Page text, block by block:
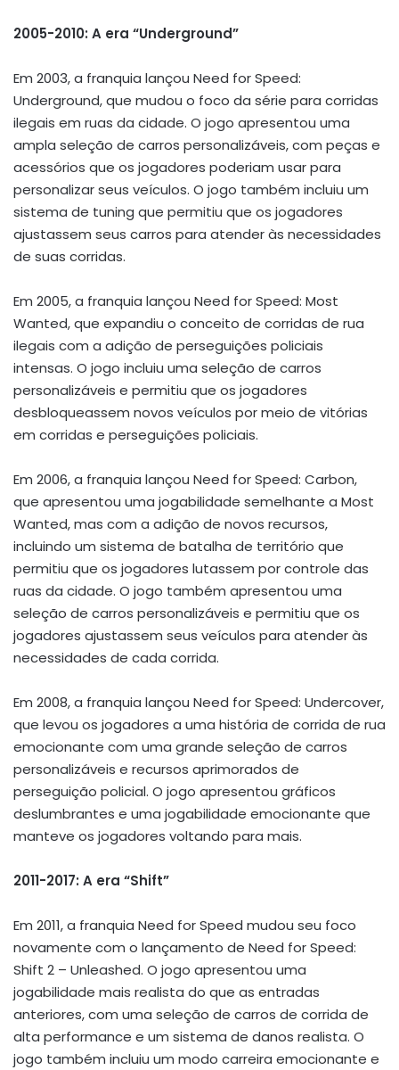
2005-2010: A era “Underground”
Em 2003, a franquia lançou Need for Speed:
Underground, que mudou o foco da série para corridas
ilegais em ruas da cidade. O jogo apresentou uma
ampla seleção de carros personalizáveis, com peças e
acessórios que os jogadores poderiam usar para
personalizar seus veículos. O jogo também incluiu um
sistema de tuning que permitiu que os jogadores
ajustassem seus carros para atender às necessidades
de suas corridas.
Em 2005, a franquia lançou Need for Speed: Most
Wanted, que expandiu o conceito de corridas de rua
ilegais com a adição de perseguições policiais
intensas. O jogo incluiu uma seleção de carros
personalizáveis e permitiu que os jogadores
desbloqueassem novos veículos por meio de vitórias
em corridas e perseguições policiais.
Em 2006, a franquia lançou Need for Speed: Carbon,
que apresentou uma jogabilidade semelhante a Most
Wanted, mas com a adição de novos recursos,
incluindo um sistema de batalha de território que
permitiu que os jogadores lutassem por controle das
ruas da cidade. O jogo também apresentou uma
seleção de carros personalizáveis e permitiu que os
jogadores ajustassem seus veículos para atender às
necessidades de cada corrida.
Em 2008, a franquia lançou Need for Speed: Undercover,
que levou os jogadores a uma história de corrida de rua
emocionante com uma grande seleção de carros
personalizáveis e recursos aprimorados de
perseguição policial. O jogo apresentou gráficos
deslumbrantes e uma jogabilidade emocionante que
manteve os jogadores voltando para mais.
2011-2017: A era “Shift”
Em 2011, a franquia Need for Speed mudou seu foco
novamente com o lançamento de Need for Speed:
Shift 2 – Unleashed. O jogo apresentou uma
jogabilidade mais realista do que as entradas
anteriores, com uma seleção de carros de corrida de
alta performance e um sistema de danos realista. O
jogo também incluiu um modo carreira emocionante e